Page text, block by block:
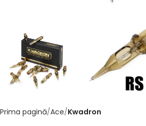
Prima pagină Ace Kwadron